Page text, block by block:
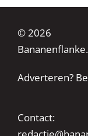
© 2026
Adverteren?
Contact: